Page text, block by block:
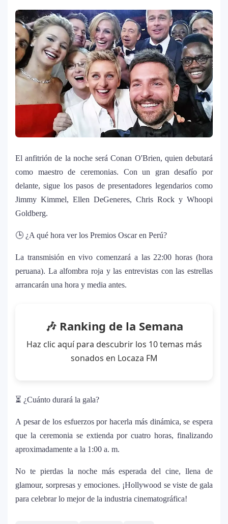
Snake y Eladio Carrión
7
¿Cristian Castro terminó con Victoria
Kühne? El cantante aclara su situación
amorosa y confiesa que “no le gusta
estar solo”
8
Bad Bunny causa revuelo en México
antes de iniciar su gira “DeBÍ TiRAR MáS
FOToS World Tour”
9
Maluma se corona como el mejor vestido
homenaje a la moda colombiana
10
Carín León y Ricky Martin unen fuerzas
11 Justin Bieber rompe récord en Coachella
2026: el artista mejor pagado de la
historia del festival
logra su primera nominación a los Latin
Grammy 2025
El anfitrión de la noche será Conan O'Brien, quien debutará
como maestro de ceremonias. Con un gran desafío por
delante, sigue los pasos de presentadores legendarios como
Jimmy Kimmel, Ellen DeGeneres, Chris Rock y Whoopi
Goldberg.
🕒 ¿A qué hora ver los Premios Oscar en Perú?
La transmisión en vivo comenzará a las 22:00 horas (hora
peruana). La alfombra roja y las entrevistas con las estrellas
arrancarán una hora y media antes.
🎶 Ranking de la Semana
Haz clic aquí para descubrir los 10 temas más
sonados en Locaza FM
⏳ ¿Cuánto durará la gala?
A pesar de los esfuerzos por hacerla más dinámica, se espera
que la ceremonia se extienda por cuatro horas, finalizando
aproximadamente a la 1:00 a. m.
No te pierdas la noche más esperada del cine, llena de
glamour, sorpresas y emociones. ¡Hollywood se viste de gala
para celebrar lo mejor de la industria cinematográfica!